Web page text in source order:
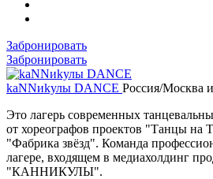
Забронировать
Забронировать
kaNNиkулы DANCE Россия/Москва
Это лагерь современных
от хореографов проектов "Танцы
"Фабрика звёзд". Команда
лагере, входящем в медиахолдинг
"КАННИКУЛЫ".